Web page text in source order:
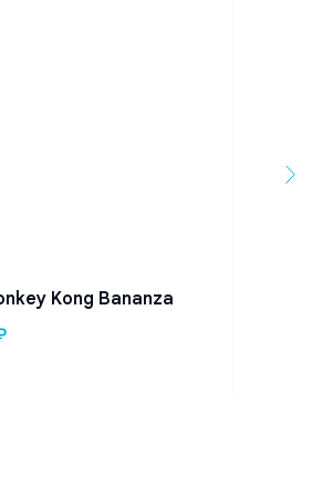
Kong Bananza